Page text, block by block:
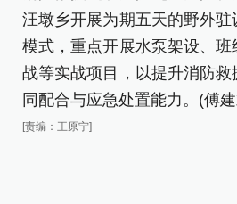
汪墩乡开展为期五天的野外
模式，重点开展水泵架设、
战等实战项目，以提升消防
同配合与应急处置能力。(傅
[责编：王原宁]